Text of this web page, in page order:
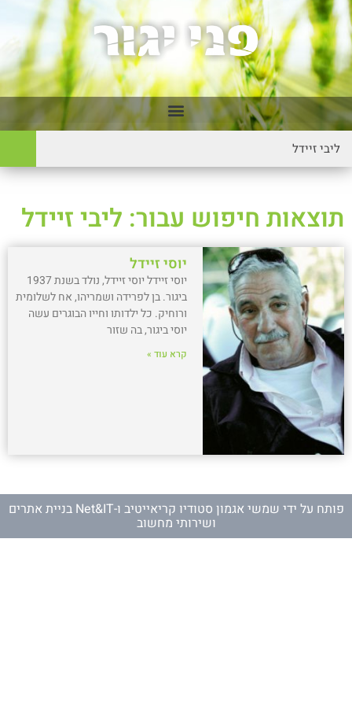
תוצאות חיפוש עבור: ליבי זיידל
יוסי זיידל
יוסי זיידל יוסי זיידל, נולד בשנת 1937
ביגור. בן לפרידה ושמריהו, אח לשלומית
ורוחיק. כל ילדותו וחייו הבוגרים עשה
יוסי ביגור, בה שזור
קרא עוד »
פותח על ידי שמשי אגמון סטודיו קריאייטיב ו- Net&IT בניית אתרים
ושירותי מחשוב